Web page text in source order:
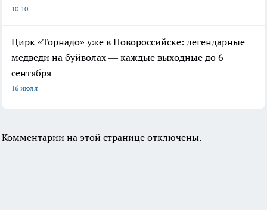
10:10
Цирк «Торнадо» уже в Новороссийске: легендарные
медведи на буйволах — каждые выходные до 6
сентября
16 июля
Комментарии на этой странице отключены.